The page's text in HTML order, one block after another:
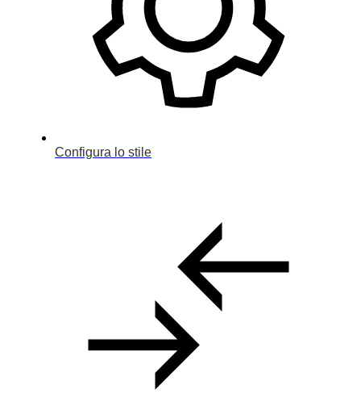
Configura lo stile
Modelli
Configura
Dealer
Contatti